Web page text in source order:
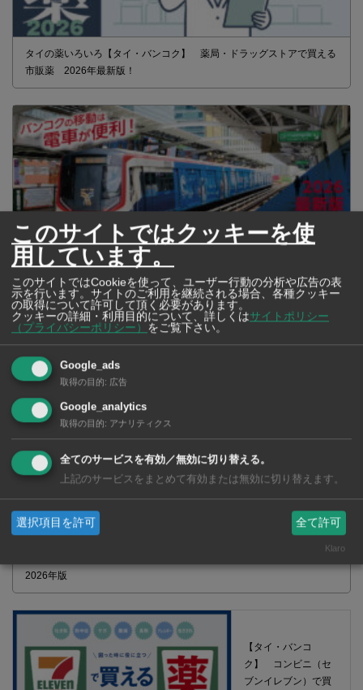
タイの薬いろいろ【タイ・バンコク】 薬局・ドラッグストアで買える
市販薬 2026年最新版！
2026年版 タイの鉄道事情 電車でGO！
2026年版
【タイ・バンコ
ク】 コンビニ（セ
ブンイレブン）で買
このサイトではクッキーを使
用しています。
このサイトではCookieを使って、ユーザー行動の分析や広告の表
示を行います。サイトのご利用を継続される場合、各種クッキー
の取得について許可して頂く必要があります。
クッキーの詳細・利用目的について、詳しくはサイトポリシー
（プライバシーポリシー）
をご覧下さい。
Google_ads
取得の目的: 広告
Google_analytics
取得の目的: アナリティクス
全てのサービスを有効／無効に切り替える。
上記のサービスをまとめて有効または無効に切り替えます。
選択項目を許可 全て許可
Klaro